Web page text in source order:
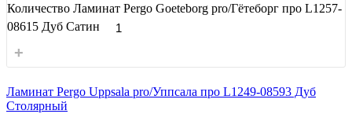
Количество Ламинат Pergo Goeteborg pro/Гётеборг про L1257-
08615 Дуб Сатин
+
Ламинат Pergo Uppsala pro/Уппсала про L1249-08593 Дуб
Столярный